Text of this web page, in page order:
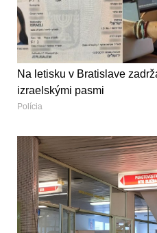
Na letisku v Bratislave
izraelskými pasmi
Polícia